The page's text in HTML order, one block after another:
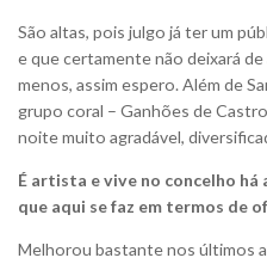
São altas, pois julgo já ter um
e que certamente não deixará
menos, assim espero. Além de
grupo coral – Ganhões de
noite muito agradável,
É artista e vive no concelho há
que aqui se faz em termos de
Melhorou bastante nos últimos